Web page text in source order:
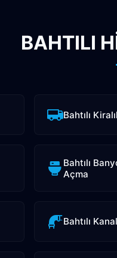
BAHTILI
Bahtılı
Bahtılı
Açma
Bahtılı